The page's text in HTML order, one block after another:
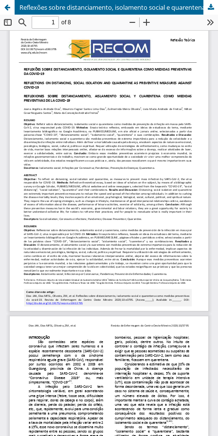
Reflexões sobre distanciamento, isolamento social e quarentena como medidas preventivas da COVID-19